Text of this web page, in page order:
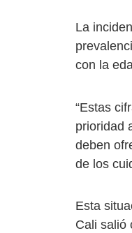
La
con la
“Estas
prioridad
deben
de los
Esta
Cali salió